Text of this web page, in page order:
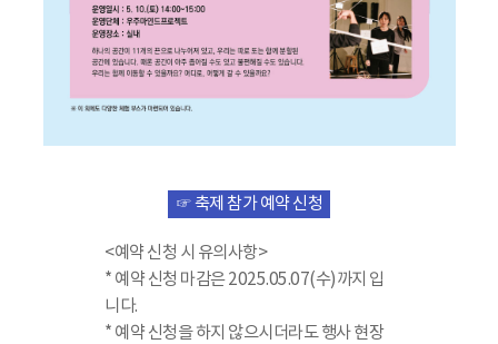
☞ 축제 참가 예약 신청
<예약 신청 시 유의사항>
* 예약 신청 마감은 2025.05.07(수)까지 입
니다.
* 예약 신청을 하지 않으시더라도 행사 현장